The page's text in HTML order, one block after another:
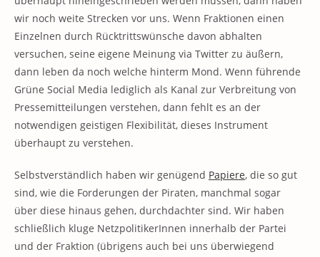
wir noch weite Strecken vor uns. Wenn Fraktionen einen
Einzelnen durch Rücktrittswünsche davon abhalten
versuchen, seine eigene Meinung via Twitter zu äußern,
dann leben da noch welche hinterm Mond. Wenn führende
Grüne Social Media lediglich als Kanal zur Verbreitung von
Pressemitteilungen verstehen, dann fehlt es an der
notwendigen geistigen Flexibilität, dieses Instrument
überhaupt zu verstehen.
Selbstverständlich haben wir genügend Papiere, die so gut
sind, wie die Forderungen der Piraten, manchmal sogar
über diese hinaus gehen, durchdachter sind. Wir haben
schließlich kluge NetzpolitikerInnen innerhalb der Partei
und der Fraktion (übrigens auch bei uns überwiegend